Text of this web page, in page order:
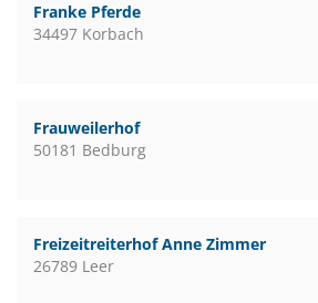
Franke Pferde
34497 Korbach
Frauweilerhof
50181 Bedburg
Freizeitreiterhof Anne Zimmer
26789 Leer